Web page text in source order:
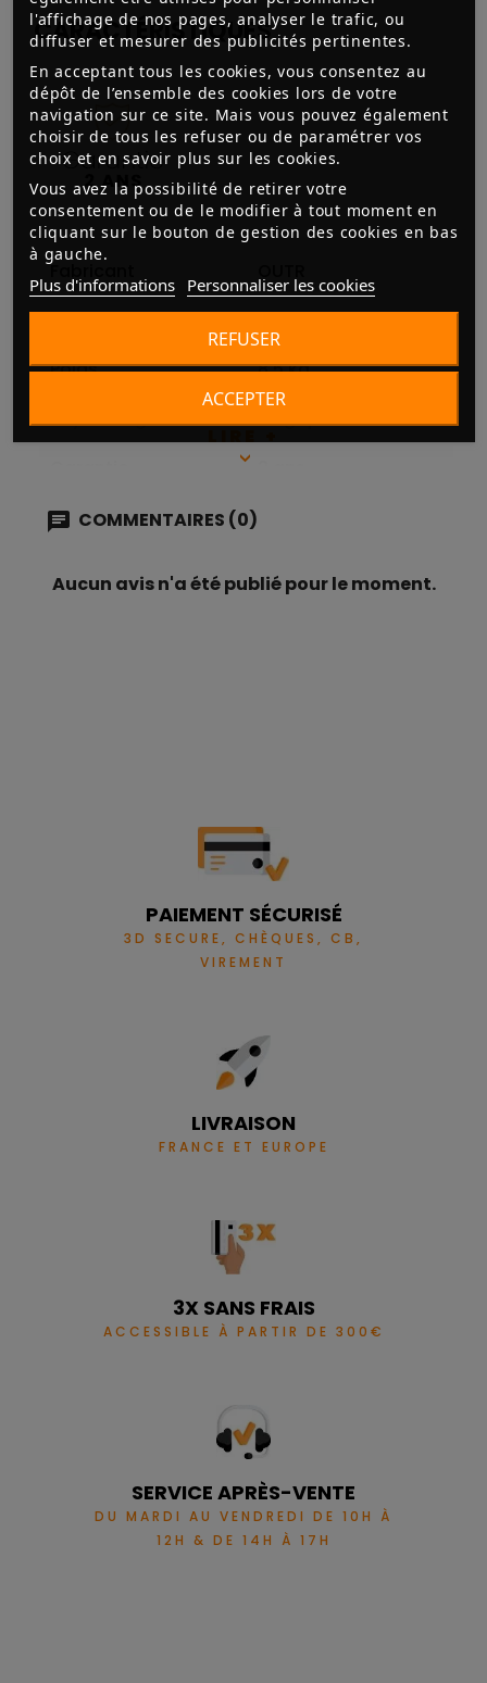
l'affichage de nos pages, analyser le trafic, ou
diffuser et mesurer des publicités pertinentes.
En acceptant tous les cookies, vous consentez au
dépôt de l’ensemble des cookies lors de votre
navigation sur ce site. Mais vous pouvez également
choisir de tous les refuser ou de paramétrer vos
choix et en savoir plus sur les cookies.
Vous avez la possibilité de retirer votre
consentement ou de le modifier à tout moment en
cliquant sur le bouton de gestion des cookies en bas
à gauche.
Plus d'informations Personnaliser les cookies
REFUSER
ACCEPTER
CARACTÉRISTIQUES
Fabricant
Dimensions
H95 x L59 x P54,5 cm
Poids
8.5 kg
Pays d'origine
Belgique
Dimension grille de
Bac récupérateur
Oui
LIRE +
COMMENTAIRES (0)
Aucun avis n'a été publié pour le moment.
PAIEMENT SÉCURISÉ
3D SECURE, CHÈQUES, CB,
VIREMENT
LIVRAISON
FRANCE ET EUROPE
3X SANS FRAIS
ACCESSIBLE À PARTIR DE 300€
SERVICE APRÈS-VENTE
DU MARDI AU VENDREDI DE 10H À
12H & DE 14H À 17H